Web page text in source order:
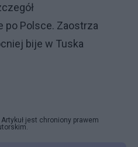
po Polsce. Zaostrza
bije w Tuska
jest chroniony prawem